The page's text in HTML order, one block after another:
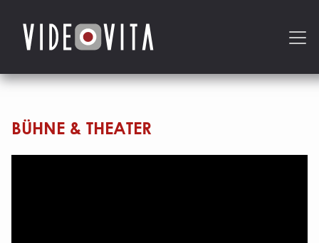
BÜHNE & THEATER